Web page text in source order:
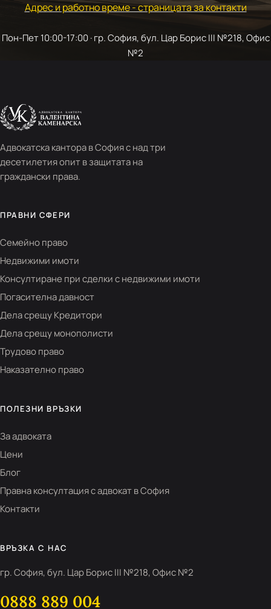
Адрес и работно време - страницата за контакти
Пон-Пет 10:00-17:00 · гр. София, бул. Цар Борис III №218, Офис
№2
Адвокатска кантора в София с над три
десетилетия опит в защитата на
граждански права.
ПРАВНИ СФЕРИ
Семейно право
Недвижими имоти
Консултиране при сделки с недвижими имоти
Погасителна давност
Дела срещу Кредитори
Дела срещу монополисти
Трудово право
Наказателно право
ПОЛЕЗНИ ВРЪЗКИ
За адвоката
Цени
Блог
Правна консултация с адвокат в София
Контакти
ВРЪЗКА С НАС
гр. София, бул. Цар Борис III №218, Офис №2
0888 889 004